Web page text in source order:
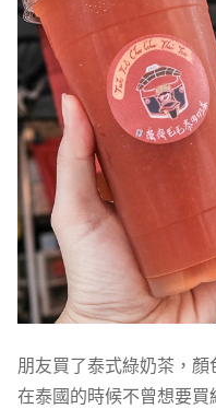
朋友買了泰式綠奶茶，顏
在泰國的時候不曾想要